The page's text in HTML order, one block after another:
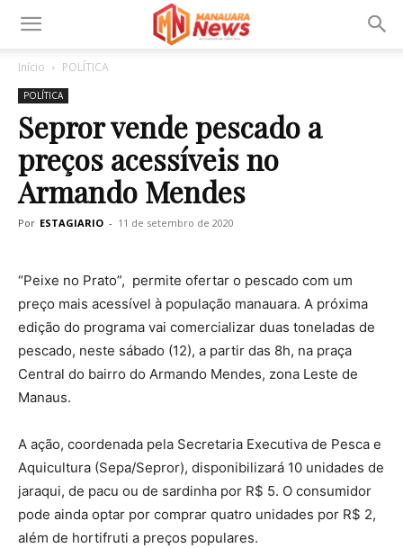
Início POLÍTICA
POLÍTICA
Sepror vende pescado a
preços acessíveis no
Armando Mendes
Por ESTAGIARIO - 11 de setembro de 2020
“Peixe no Prato”, permite ofertar o pescado com um
preço mais acessível à população manauara. A próxima
edição do programa vai comercializar duas toneladas de
pescado, neste sábado (12), a partir das 8h, na praça
Central do bairro do Armando Mendes, zona Leste de
Manaus.
A ação, coordenada pela Secretaria Executiva de Pesca e
Aquicultura (Sepa/Sepror), disponibilizará 10 unidades de
jaraqui, de pacu ou de sardinha por R$ 5. O consumidor
pode ainda optar por comprar quatro unidades por R$ 2,
além de hortifruti a preços populares.